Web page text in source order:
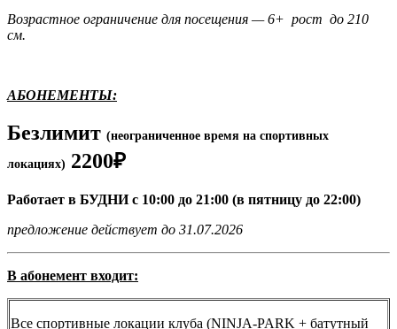
Возрастное ограничение для посещения — 6+ рост до 210
см.
АБОНЕМЕНТЫ:
Безлимит (неограниченное время на спортивных
локациях) 2200₽
Работает в БУДНИ с 10:00 до 21:00 (в пятницу до 22:00)
предложение действует до 31.07.2026
В абонемент входит:
Все спортивные локации клуба (NINJA-PARK + батутный